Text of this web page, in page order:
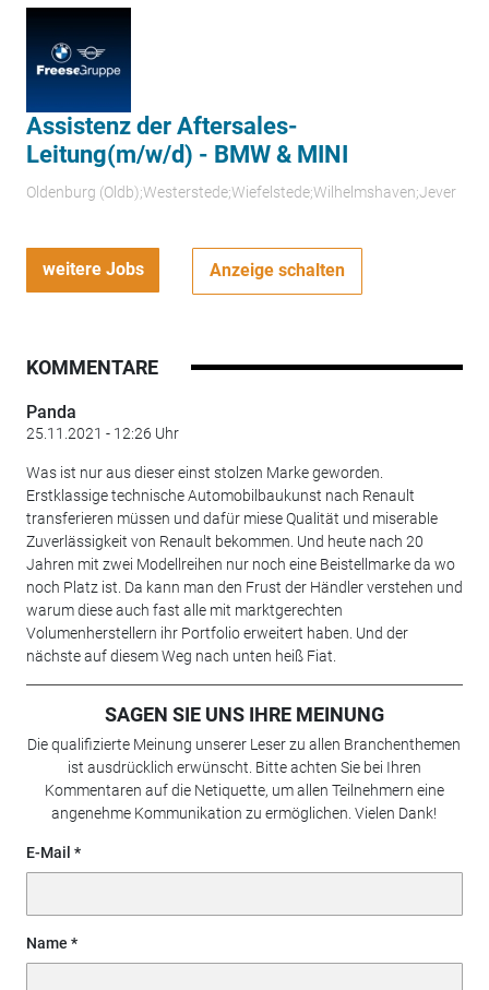
Assistenz der Aftersales-
Leitung(m/w/d) - BMW & MINI
Oldenburg (Oldb);Westerstede;Wiefelstede;Wilhelmshaven;Jever
weitere Jobs Anzeige schalten
KOMMENTARE
Panda
25.11.2021 - 12:26 Uhr
Was ist nur aus dieser einst stolzen Marke geworden.
Erstklassige technische Automobilbaukunst nach Renault
transferieren müssen und dafür miese Qualität und miserable
Zuverlässigkeit von Renault bekommen. Und heute nach 20
Jahren mit zwei Modellreihen nur noch eine Beistellmarke da wo
noch Platz ist. Da kann man den Frust der Händler verstehen und
warum diese auch fast alle mit marktgerechten
Volumenherstellern ihr Portfolio erweitert haben. Und der
nächste auf diesem Weg nach unten heiß Fiat.
SAGEN SIE UNS IHRE MEINUNG
Die qualifizierte Meinung unserer Leser zu allen Branchenthemen
ist ausdrücklich erwünscht. Bitte achten Sie bei Ihren
Kommentaren auf die Netiquette, um allen Teilnehmern eine
angenehme Kommunikation zu ermöglichen. Vielen Dank!
E-Mail
Name